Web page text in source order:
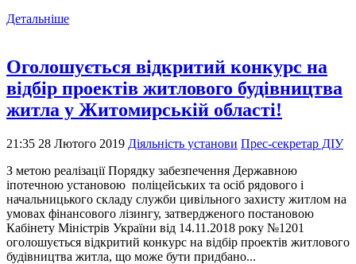
Детальніше
Оголошується відкритий конкурс на
відбір проектів житлового будівництва
житла у Житомирській області!
21:35 28 Лютого 2019 Діяльність установи Прес-секретар ДІУ
З метою реалізації Порядку забезпечення Державною
іпотечною установою поліцейських та осіб рядового і
начальницького складу служби цивільного захисту житлом на
умовах фінансового лізингу, затвердженого постановою
Кабінету Міністрів України від 14.11.2018 року №1201
оголошується відкритий конкурс на відбір проектів житлового
будівництва житла, що може бути придбано...